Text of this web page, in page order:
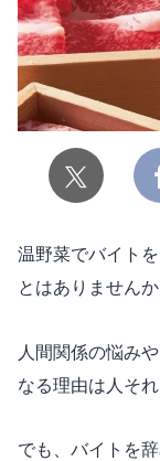
温野菜でバイトを
とはありませんか
人間関係の悩み
なる理由は人それ
でも、バイトを